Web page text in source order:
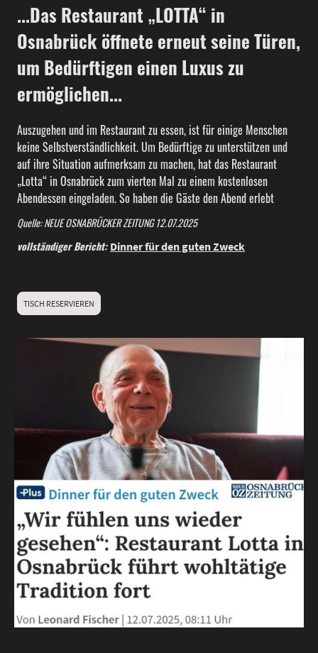
...Das Restaurant „LOTTA“ in
Osnabrück öffnete erneut seine Türen,
um Bedürftigen einen Luxus zu
ermöglichen...
Auszugehen und im Restaurant zu essen, ist für einige Menschen
keine Selbstverständlichkeit. Um Bedürftige zu unterstützen und
auf ihre Situation aufmerksam zu machen, hat das Restaurant
„Lotta“ in Osnabrück zum vierten Mal zu einem kostenlosen
Abendessen eingeladen. So haben die Gäste den Abend erlebt
Quelle: NEUE OSNABRÜCKER ZEITUNG 12.07.2025
vollständiger Bericht: Dinner für den guten Zweck
TISCH RESERVIEREN